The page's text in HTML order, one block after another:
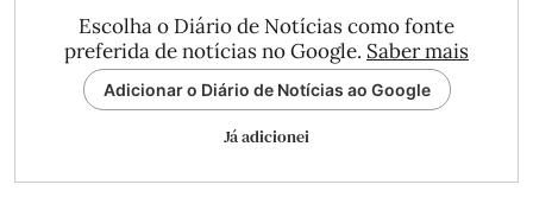
Escolha o Diário de Notícias como fonte
preferida de notícias no Google. Saber mais
Adicionar o Diário de Notícias ao Google
Já adicionei